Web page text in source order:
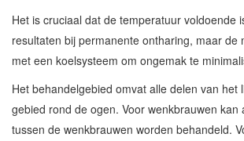
Het is cruciaal dat de temperatuur voldoende
resultaten bij permanente ontharing, maar de
met een koelsysteem om ongemak te
Het behandelgebied omvat alle delen van het
gebied rond de ogen. Voor wenkbrauwen kan
tussen de wenkbrauwen worden behandeld.